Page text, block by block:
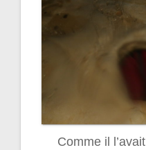
Comme il